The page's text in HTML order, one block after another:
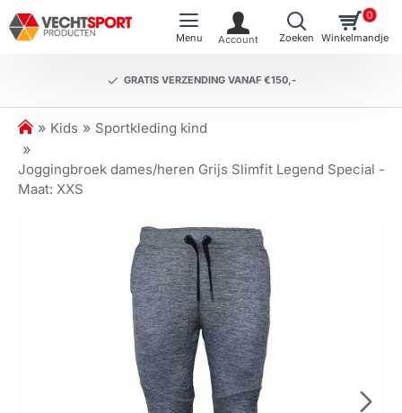
GRATIS VERZENDING VANAF €150,-
0
h
m
e
Kids Sportkleding kind
Joggingbroek dames/heren Grijs Slimfit Legend Special -
Maat: XXS